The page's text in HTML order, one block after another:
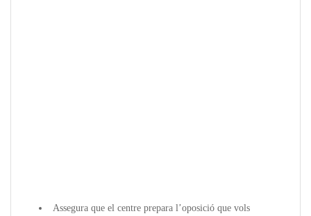
Assegura que el centre prepara l’oposició que vols